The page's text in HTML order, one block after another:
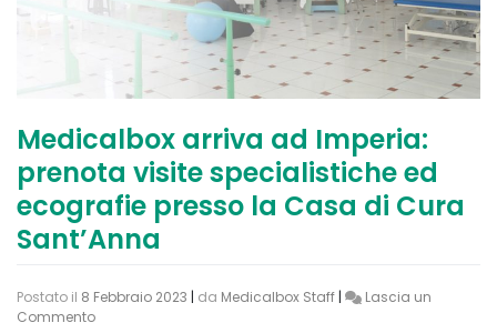
Medicalbox arriva ad Imperia:
prenota visite specialistiche ed
ecografie presso la Casa di Cura
Sant’Anna
Postato il 8 Febbraio 2023 da Medicalbox Staff
Lascia un
Commentoon